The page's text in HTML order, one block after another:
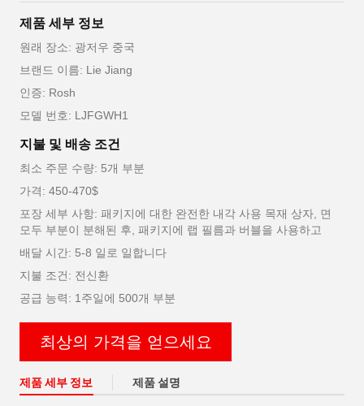
제품 세부 정보
원래 장소: 광저우 중국
브랜드 이름: Lie Jiang
인증: Rosh
모델 번호: LJFGWH1
지불 및 배송 조건
최소 주문 수량: 5개 부분
가격: 450-470$
포장 세부 사항: 패키지에 대한 완전한 내각 사용 목재 상자, 면
모두 부분이 분해된 후, 패키지에 랩 필름과 버블을 사용하고
배달 시간: 5-8 일로 일합니다
지불 조건: 전신환
공급 능력: 1주일에 500개 부분
최상의 가격을 얻으세요
제품 세부 정보 제품 설명